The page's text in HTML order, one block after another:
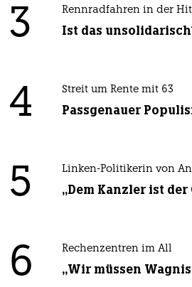
3 Rennradfahren in der
Ist das
4 Streit um Rente mit 63
Passgenauer
5 Linken-Politikerin von
„Dem Kanzler ist der
6 Rechenzentren im All
„Wir müssen